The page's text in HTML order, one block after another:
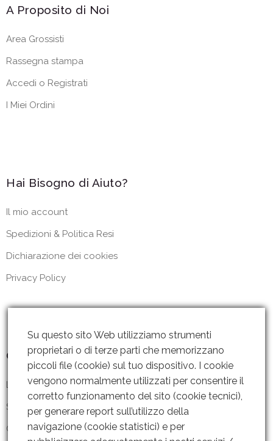
A Proposito di Noi
Area Grossisti
Rassegna stampa
Accedi o Registrati
I Miei Ordini
Hai Bisogno di Aiuto?
Il mio account
Spedizioni & Politica Resi
Dichiarazione dei cookies
Privacy Policy
Contattaci
Lun – Ven: 8 – 18.30
Sabato: Chiuso
Contattaci
Su questo sito Web utilizziamo strumenti
proprietari o di terze parti che memorizzano
piccoli file (cookie) sul tuo dispositivo. I cookie
vengono normalmente utilizzati per consentire il
corretto funzionamento del sito (cookie tecnici),
per generare report sull’utilizzo della
navigazione (cookie statistici) e per